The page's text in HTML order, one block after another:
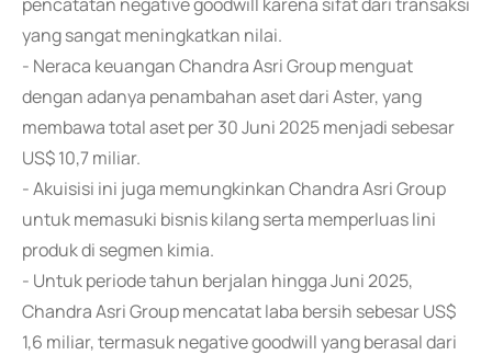
yang sangat meningkatkan nilai.
- Neraca keuangan Chandra Asri Group menguat
dengan adanya penambahan aset dari Aster, yang
membawa total aset per 30 Juni 2025 menjadi sebesar
US$ 10,7 miliar.
- Akuisisi ini juga memungkinkan Chandra Asri Group
untuk memasuki bisnis kilang serta memperluas lini
produk di segmen kimia.
- Untuk periode tahun berjalan hingga Juni 2025,
Chandra Asri Group mencatat laba bersih sebesar US$
1,6 miliar, termasuk negative goodwill yang berasal dari